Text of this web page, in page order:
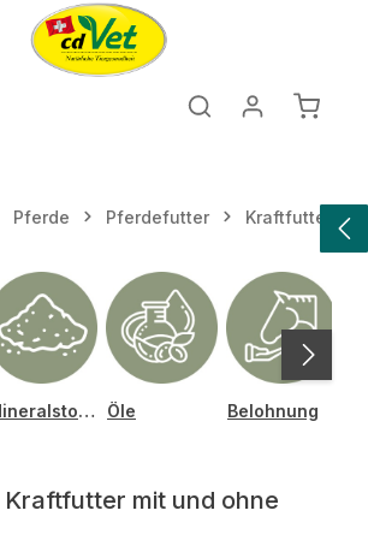
Pferde Pferdefutter Kraftfutter
Mineralstoffe Öle Belohnung
mit und ohne